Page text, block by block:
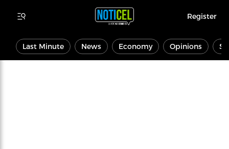
Register
Last Minute News Economy Opinions